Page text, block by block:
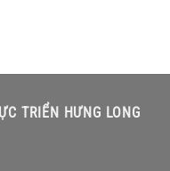
TRIỂN HƯNG LONG